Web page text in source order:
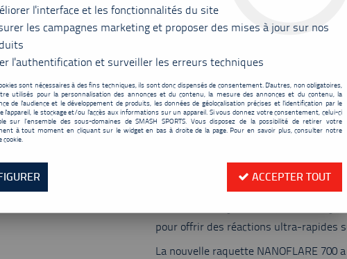
BAGAGERIE ACCESSOIRES
purple
Yonex NANOFLARE 700
174,90€TTCau lieu de
La vitesse est au cœur de la
Construite avec des matériaux
pour offrir des réactions ultra-rapides
La nouvelle raquette NANOFLARE 700
l'interface et les fonctionnalités du site
les campagnes marketing et proposer des mises à jour sur nos
l'authentification et surveiller les erreurs techniques
sont nécessaires à des fins techniques, ils sont donc dispensés de consentement. D'autres, non obligatoires,
utilisés pour la personnalisation des annonces et du contenu, la mesure des annonces et du contenu, la
de l'audience et le développement de produits, les données de géolocalisation précises et l'identification par le
l'appareil, le stockage et/ou l'accès aux informations sur un appareil. Si vous donnez votre consentement, celui-ci
sur l’ensemble des sous-domaines de SMASH SPORTS. Vous disposez de la possibilité de retirer votre
à tout moment en cliquant sur le widget en bas à droite de la page. Pour en savoir plus, consulter notre
cookie.
ACCEPTER TOUT